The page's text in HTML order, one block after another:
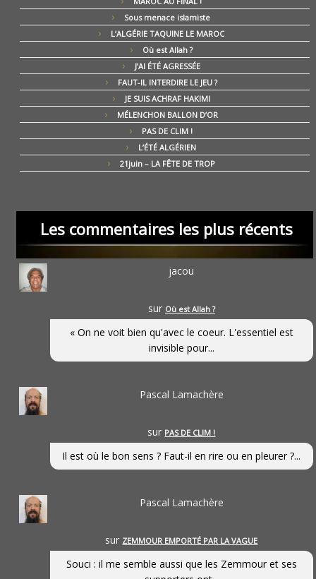
Sous menace islamiste
L’ALGÉRIE TAQUINE LE MAROC
Où est Allah ?
J’AI ÉTÉ AGRESSÉE
FAUT-IL INTERDIRE LE JEU ?
JE SUIS ACHRAF HAKIMI
MÉLENCHON BALLON D’OR
PAS DE CLIM !
L’ÉTÉ ALGÉRIEN
21juin – LA FÊTE DE TROP
Les commentaires les plus récents
jacou
sur Où est Allah ?
« On ne voit bien qu'avec le coeur. L'essentiel est
invisible pour...
Pascal Lamachère
sur PAS DE CLIM !
Il est où le bon sens ? Faut-il en rire ou en pleurer ?...
Pascal Lamachère
sur ZEMMOUR EMPORTÉ PAR LA VAGUE
Souci : il me semble aussi que les Zemmour et ses